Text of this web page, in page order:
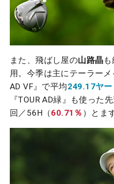
また、飛ばし屋の山路晶
用。今季は主にテーラー
AD VF』で平均249.17ヤー
『TOUR AD緑』も使った
回／56H（60.71％ ）とま